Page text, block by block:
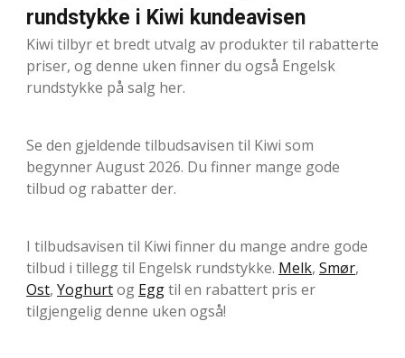
rundstykke i Kiwi kundeavisen
Kiwi tilbyr et bredt utvalg av produkter til rabatterte
priser, og denne uken finner du også Engelsk
rundstykke på salg her.
Se den gjeldende tilbudsavisen til Kiwi som
begynner August 2026. Du finner mange gode
tilbud og rabatter der.
I tilbudsavisen til Kiwi finner du mange andre gode
tilbud i tillegg til Engelsk rundstykke. Melk, Smør,
Ost, Yoghurtog Eggtil en rabattert pris er
tilgjengelig denne uken også!